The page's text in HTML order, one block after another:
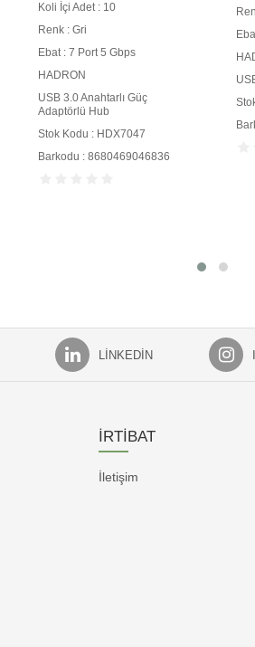
Koli İçi Adet : 10
Renk : Gri
Ebat : 7 Port 5 Gbps
HADRON
USB 3.0 Anahtarlı Güç
Adaptörlü Hub
Stok Kodu : HDX7047
Barkodu : 8680469046836
LINKEDIN
İRTİBAT
İletişim